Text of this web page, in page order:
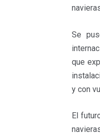
Se
que
y con
El